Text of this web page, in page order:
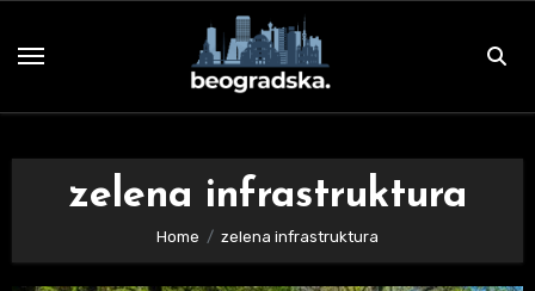
zelena infrastruktura
Home zelena infrastruktura